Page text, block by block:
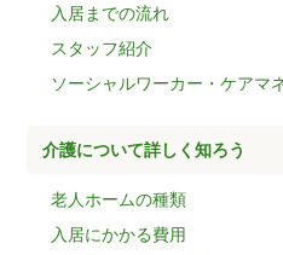
入居までの流れ
スタッフ紹介
ソーシャルワーカー・ケアマ
介護について詳しく知ろう
老人ホームの種類
入居にかかる費用